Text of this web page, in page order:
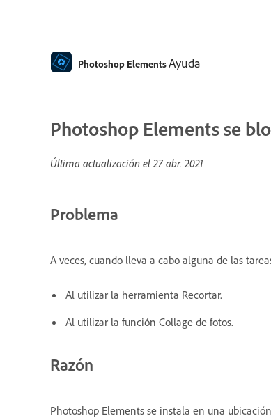
Photoshop ElementsAyuda
Photoshop Elements se
Última actualización el27 abr. 2021
Problema
A veces, cuando lleva a cabo alguna de las
Al utilizar la herramienta Recortar.
Al utilizar la función Collage de fotos.
Razón
Photoshop Elements se instala en una